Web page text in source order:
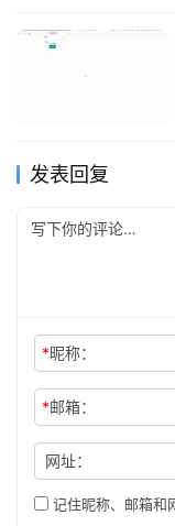
发表回复
*昵称：
*邮箱：
网址：
记住昵称、邮箱和